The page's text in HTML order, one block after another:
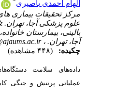
الهام احمدی باصیری
مرکز تحقیقات بیماری های
علوم پزشکی آجا، تهران.
بالینی، بیمارستان
آجا، تهران. ،
چکیده:
داده‌های سلامت
عملیاتی پرتنش و جنگی